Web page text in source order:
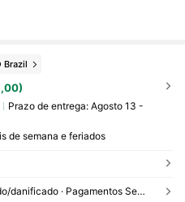
Brazil
Prazo de entrega: Agosto 13 -
de semana e feriados
Reenviar se o item estiver perdido/danificado · Pagamentos Seguros · Proteção de privacidade